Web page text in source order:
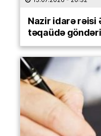
Nazir idarə rəisi
təqaüdə